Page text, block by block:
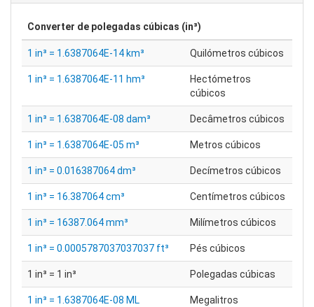
Converter de polegadas cúbicas (in³)
1 in³ = 1.6387064E-14 km³ Quilómetros cúbicos
1 in³ = 1.6387064E-11 hm³
Hectómetros
cúbicos
1 in³ = 1.6387064E-08 dam³ Decâmetros cúbicos
1 in³ = 1.6387064E-05 m³ Metros cúbicos
1 in³ = 0.016387064 dm³ Decímetros cúbicos
1 in³ = 16.387064 cm³ Centímetros cúbicos
1 in³ = 16387.064 mm³ Milímetros cúbicos
1 in³ = 0.0005787037037037 ft³ Pés cúbicos
1 in³ = 1 in³ Polegadas cúbicas
1 in³ = 1.6387064E-08 ML Megalitros